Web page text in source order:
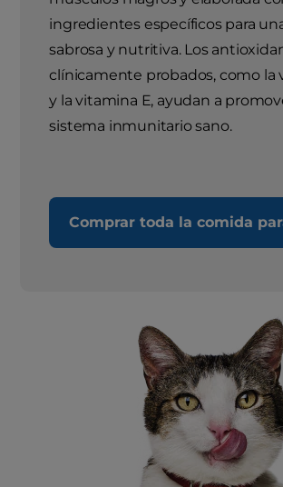
ingredientes específicos para
sabrosa y nutritiva. Los
clínicamente probados, como la
y la vitamina E, ayudan a
sistema inmunitario sano.
Comprar toda la comida